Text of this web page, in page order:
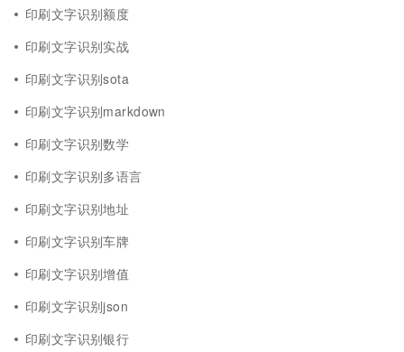
印刷文字识别额度
印刷文字识别实战
印刷文字识别sota
印刷文字识别markdown
印刷文字识别数学
印刷文字识别多语言
印刷文字识别地址
印刷文字识别车牌
印刷文字识别增值
印刷文字识别json
印刷文字识别银行